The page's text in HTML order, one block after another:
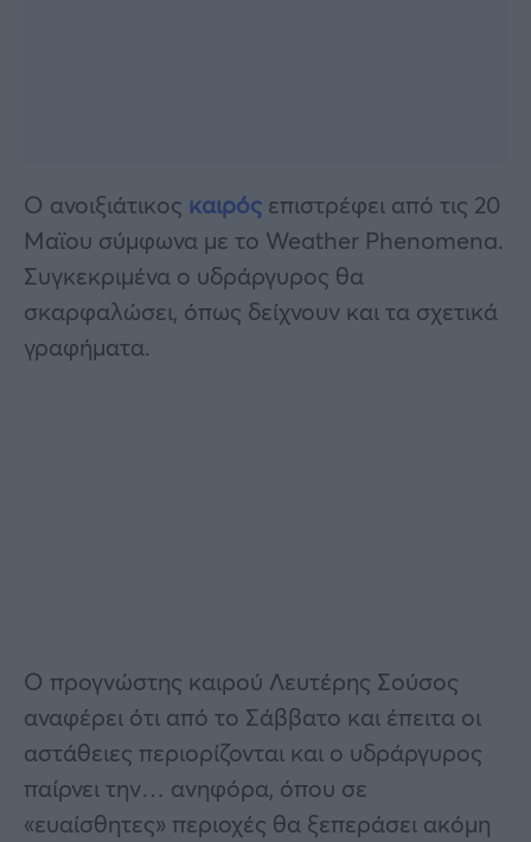
Ο ανοιξιάτικος καιρός επιστρέφει από τις 20
Μαϊου σύμφωνα με το Weather Phenomena.
Συγκεκριμένα ο υδράργυρος θα
σκαρφαλώσει, όπως δείχνουν και τα σχετικά
γραφήματα.
Ο προγνώστης καιρού Λευτέρης Σούσος
αναφέρει ότι από το Σάββατο και έπειτα οι
αστάθειες περιορίζονται και ο υδράργυρος
παίρνει την… ανηφόρα, όπου σε
«ευαίσθητες» περιοχές θα ξεπεράσει ακόμη